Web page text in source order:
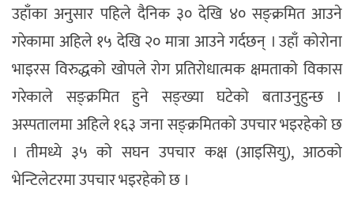
उहाँका अनुसार पहिले दैनिक ३० देखि ४० सङ्क्रमित आउने
गरेकामा अहिले १५ देखि २० मात्रा आउने गर्दछन् । उहाँ कोरोना
भाइरस विरुद्धको खोपले रोग प्रतिरोधात्मक क्षमताको विकास
गरेकाले सङ्क्रमित हुने सङ्ख्या घटेको बताउनुहुन्छ ।
अस्पतालमा अहिले १६३ जना सङ्क्रमितको उपचार भइरहेको छ
। तीमध्ये ३५ को सघन उपचार कक्ष (आइसियु), आठको
भेन्टिलेटरमा उपचार भइरहेको छ ।